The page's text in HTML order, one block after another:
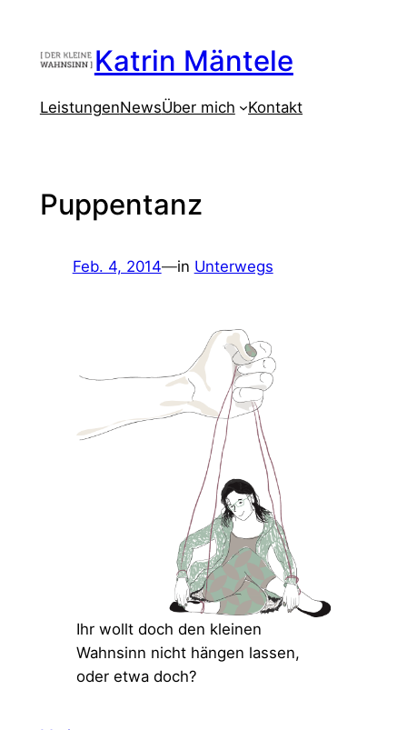
springen
Katrin Mäntele
LeistungenNewsÜber mich Kontakt
Puppentanz
Feb. 4, 2014—in Unterwegs
Ihr wollt doch den kleinen
Wahnsinn nicht hängen lassen,
oder etwa doch?